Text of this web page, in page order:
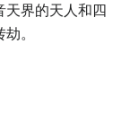
天界的天人和四
。